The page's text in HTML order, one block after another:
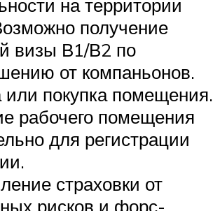
на территории
получение
визы В1/В2 по
от компаньонов.
покупка помещения.
рабочего помещения
для регистрации
страховки от
рисков и форс-